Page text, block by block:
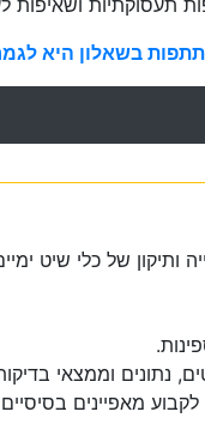
תעסוקתיות ושאיפות
בשאלון היא
ותיקון של כלי שיט
נתונים וממצאי
לקבוע מאפיינים